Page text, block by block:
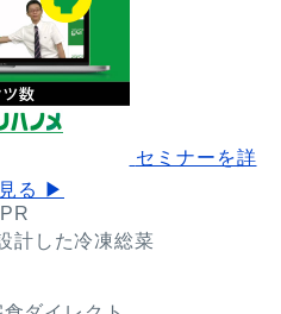
セミナーを詳
る ▶
PR
計した冷凍総菜